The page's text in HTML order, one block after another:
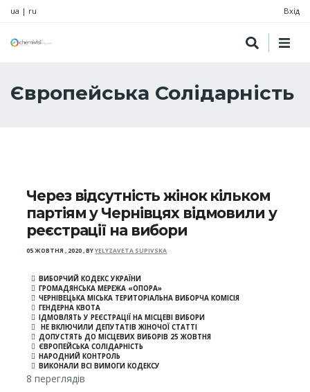
ua | ru Вхід
Європейська Солідарність
Через відсутність жінок кільком
партіям у Чернівцях відмовили у
реєстрації на вибори
05 ЖОВТНЯ , 2020,BYYELYZAVETA SUPIVSKA
ВИБОРЧИЙ КОДЕКС УКРАЇНИ
ГРОМАДЯНСЬКА МЕРЕЖА «ОПОРА»
ЧЕРНІВЕЦЬКА МІСЬКА ТЕРИТОРІАЛЬНА ВИБОРЧА КОМІСІЯ
ГЕНДЕРНА КВОТА
ІДМОВЛЯТЬ У РЕЄСТРАЦІЇ НА МІСЦЕВІ ВИБОРИ
НЕ ВКЛЮЧИЛИ ДЕПУТАТІВ ЖІНОЧОЇ СТАТТІ
ДОПУСТЯТЬ ДО МІСЦЕВИХ ВИБОРІВ 25 ЖОВТНЯ
ЄВРОПЕЙСЬКА СОЛІДАРНІСТЬ
НАРОДНИЙ КОНТРОЛЬ
ВИКОНАЛИ ВСІ ВИМОГИ КОДЕКСУ
8 переглядів